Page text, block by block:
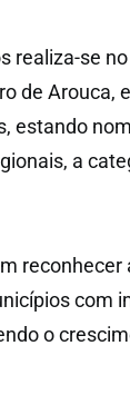
realiza-se
de Arouca,
estando
a
reconhecer
com
o